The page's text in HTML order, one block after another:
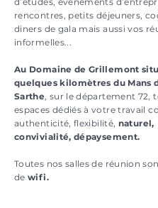
rencontres, petits déjeuners,
diners de gala mais aussi vos
informelles...
Au Domaine de Grillemont
quelques kilomètres du Mans
Sarthe, sur le département 72,
espaces dédiés à votre travail
authenticité, flexibilité, naturel,
convivialité, dépaysement.
Toutes nos salles de réunion
dewifi.